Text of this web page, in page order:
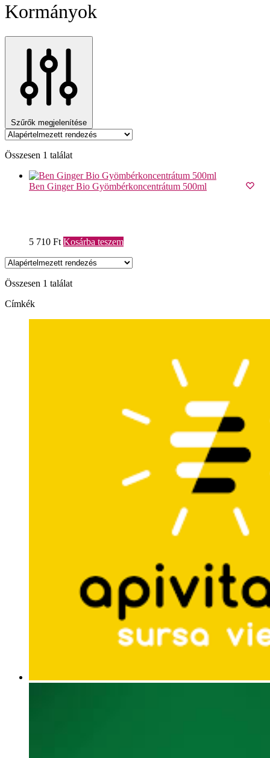
Kormányok
Szűrők megjelenítése
Összesen 1 találat
Ben Ginger Bio Gyömbérkoncentrátum 500ml
5 710 Ft Kosárba teszem
Összesen 1 találat
Címkék